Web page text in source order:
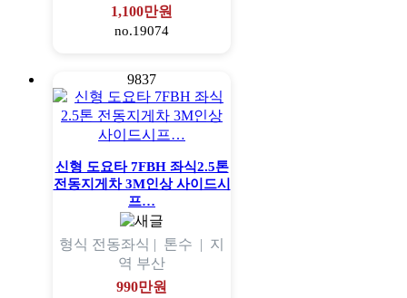
1,100만원
no.19074
9837
신형 도요타 7FBH 좌식2.5톤
전동지게차 3M인상 사이드시
프…
형식 전동좌식 | 톤수 | 지
역 부산
990만원